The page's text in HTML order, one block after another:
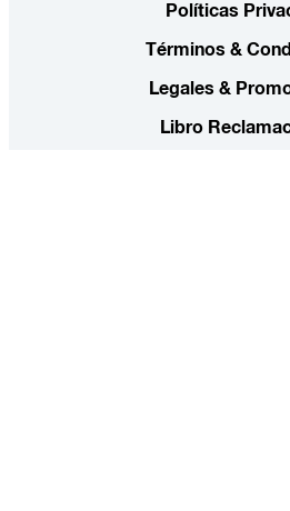
Políticas
Términos &
Legales &
Libro